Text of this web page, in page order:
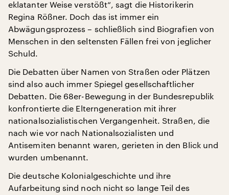
eklatanter Weise verstößt“, sagt die Historikerin
Regina Rößner. Doch das ist immer ein
Abwägungsprozess – schließlich sind Biografien von
Menschen in den seltensten Fällen frei von jeglicher
Schuld.
Die Debatten über Namen von Straßen oder Plätzen
sind also auch immer Spiegel gesellschaftlicher
Debatten. Die 68er-Bewegung in der Bundesrepublik
konfrontierte die Elterngeneration mit ihrer
nationalsozialistischen Vergangenheit. Straßen, die
nach wie vor nach Nationalsozialisten und
Antisemiten benannt waren, gerieten in den Blick und
wurden umbenannt.
Die deutsche Kolonialgeschichte und ihre
Aufarbeitung sind noch nicht so lange Teil des